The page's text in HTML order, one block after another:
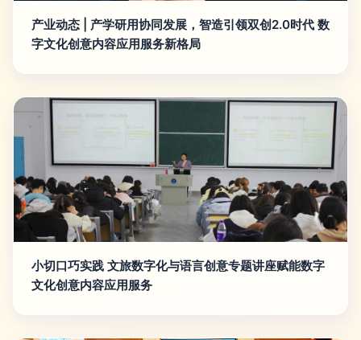
产业动态 | 产学研用协同发展，智造引领双创2.0时代 数
字文化创意内容应用服务新格局
小切口巧实践 文旅数字化与语言创意专题讲座赋能数字
文化创意内容应用服务